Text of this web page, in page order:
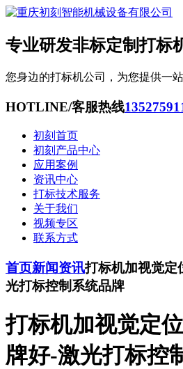
专业研发非标定制打标
您身边的打标机公司，为您提供一站
HOTLINE/客服热线
初刻首页
初刻产品中心
应用案例
资讯中心
打标技术服务
关于我们
视频专区
联系方式
首页新闻资讯打标机加视觉定
光打标控制系统品牌
打标机加视觉定
牌好-激光打标控